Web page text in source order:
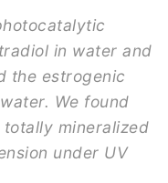
in water and
the estrogenic
We found
mineralized
under UV